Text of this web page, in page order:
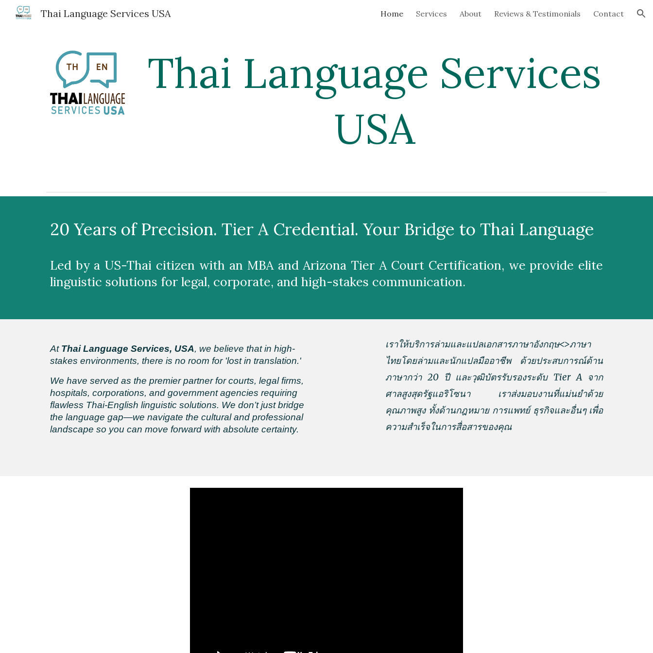
Skip to navigation
Thai Language Services USA Home Services About Reviews & Testimonials Contact
Thai Language Services
USA
20 Years of Precision. Tier A Credential. Your Bridge to Thai Language
Led by a US-Thai citizen with an MBA and Arizona Tier A Court Certification, we provide elite
linguistic solutions for legal, corporate, and high-stakes communication.
At Thai Language Services, USA, we believe that in high-
stakes environments, there is no room for 'lost in translation.'
We have served as the premier partner for courts, legal firms,
hospitals, corporations, and government agencies requiring
flawless Thai-English linguistic solutions. We don’t just bridge
the language gap—we navigate the cultural and professional
landscape so you can move forward with absolute certainty.
เราให้บริการล่ามและแปลเอกสารภาษาอังกฤษ<>ภาษา
ไทยโดยล่ามและนักแปลมืออาชีพ ด้วยประสบการณ์ด้าน
ภาษากว่า 20 ปีและวุฒิบัตรรับรองระดับ Tier A จาก
ศาลสูงสุดรัฐแอริโซนา เราส่งมอบงานที่แม่นยำด้วย
คุณภาพสูง ทั้งด้านกฎหมาย การแพทย์ ธุรกิจและอื่นๆ เพื่อ
ความสำเร็จในการสื่อสารของคุณ